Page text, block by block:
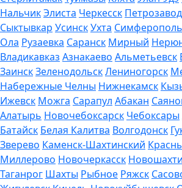
НальчикЭлиста Черкесск
Сыктывкар УсинскУхта Симферополь
Ола Рузаевка Саранск Мирный
Владикавказ Азнакаево Альметьевск
ЗаинскЗеленодольскЛениногорск
Набережные Челны Нижнекамск
Ижевск Можга Сарапул Абакан
Алатырь Новочебоксарск Чебоксары
Батайск Белая Калитва Волгодонск
Зверево Каменск-Шахтинский
Миллерово Новочеркасск
Таганрог Шахты Рыбное Ряжск